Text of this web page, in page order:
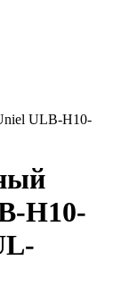
ULB-H10-
H10-